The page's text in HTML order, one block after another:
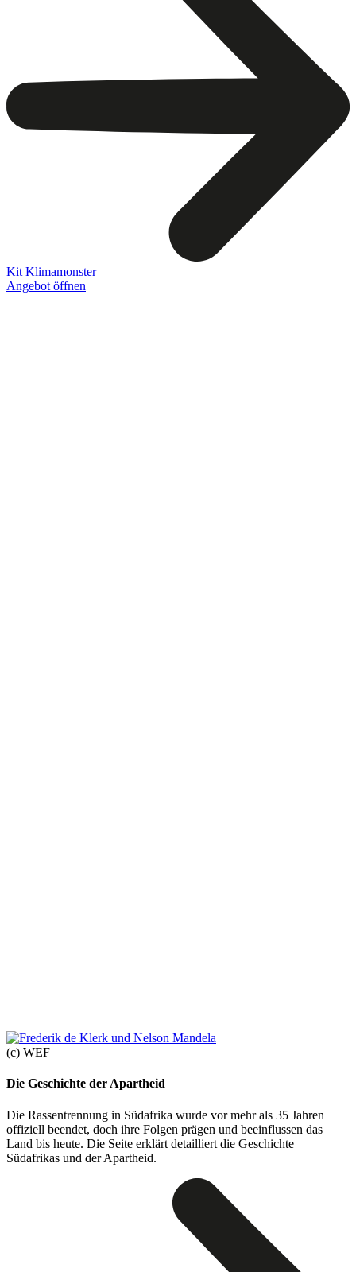
Kit Klimamonster
Angebot öffnen
(c) WEF
Die Geschichte der Apartheid
Die Rassentrennung in Südafrika wurde vor mehr als 35 Jahren
offiziell beendet, doch ihre Folgen prägen und beeinflussen das
Land bis heute. Die Seite erklärt detailliert die Geschichte
Südafrikas und der Apartheid.